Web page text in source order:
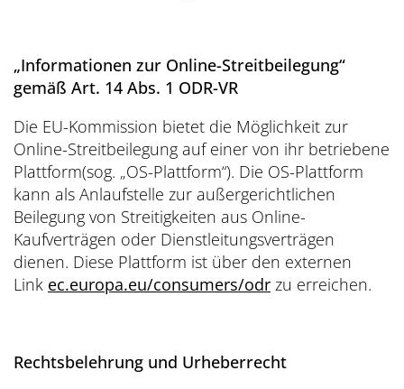
„Informationen zur Online-Streitbeilegung“
gemäß Art. 14 Abs. 1 ODR-VR
Die EU-Kommission bietet die Möglichkeit zur
Online-Streitbeilegung auf einer von ihr betriebene
Plattform(sog. „OS-Plattform“). Die OS-Plattform
kann als Anlaufstelle zur außergerichtlichen
Beilegung von Streitigkeiten aus Online-
Kaufverträgen oder Dienstleitungsverträgen
dienen. Diese Plattform ist über den externen
Link ec.europa.eu/consumers/odr zu erreichen.
Rechtsbelehrung und Urheberrecht